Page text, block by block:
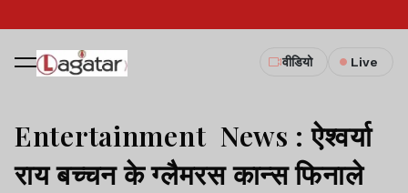
वीडियो Live
Entertainment News : ऐश्वर्या
राय बच्चन के ग्लैमरस कान्स फिनाले